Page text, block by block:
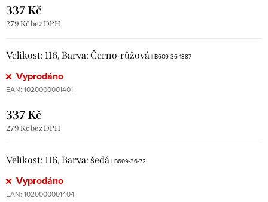
337 Kč
279 Kč bez DPH
Velikost: 116, Barva: Černo-růžová | B609-36-1387
Vyprodáno
EAN: 1020000001401
337 Kč
279 Kč bez DPH
Velikost: 116, Barva: šedá | B609-36-72
Vyprodáno
EAN: 1020000001404